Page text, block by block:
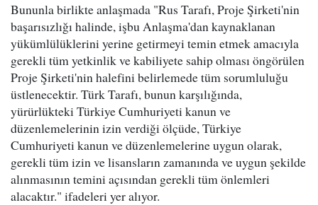
Bununla birlikte anlaşmada "Rus Tarafı, Proje Şirketi'nin
başarısızlığı halinde, işbu Anlaşma'dan kaynaklanan
yükümlülüklerini yerine getirmeyi temin etmek amacıyla
gerekli tüm yetkinlik ve kabiliyete sahip olması öngörülen
Proje Şirketi'nin halefini belirlemede tüm sorumluluğu
üstlenecektir. Türk Tarafı, bunun karşılığında,
yürürlükteki Türkiye Cumhuriyeti kanun ve
düzenlemelerinin izin verdiği ölçüde, Türkiye
Cumhuriyeti kanun ve düzenlemelerine uygun olarak,
gerekli tüm izin ve lisansların zamanında ve uygun şekilde
alınmasının temini açısından gerekli tüm önlemleri
alacaktır." ifadeleri yer alıyor.